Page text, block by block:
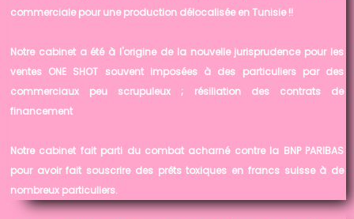
commerciale pour une production délocalisée en Tunisie !!
Notre cabinet a été à l'origine de la nouvelle jurisprudence pour les
ventes ONE SHOT souvent imposées à des particuliers par des
commerciaux peu scrupuleux ; résiliation des contrats de
financement
Notre cabinet fait parti du combat acharné contre la BNP PARIBAS
pour avoir fait souscrire des prêts toxiques en francs suisse à de
nombreux particuliers.